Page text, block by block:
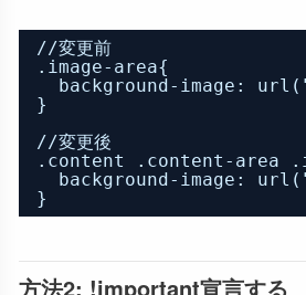
//変更前
.image-area{
background-image: url("
}
//変更後
.content .content-area
background-image: url("
}
方法2: !important宣言する